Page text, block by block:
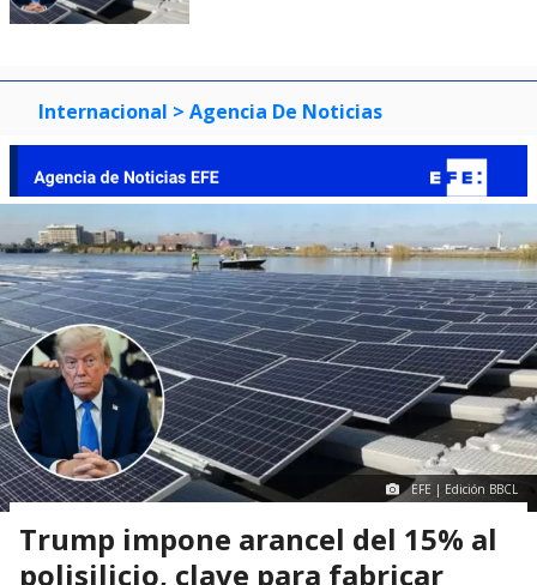
Internacional > Agencia De Noticias
EFE | Edición BBCL
Trump impone arancel del 15% al
polisilicio, clave para fabricar